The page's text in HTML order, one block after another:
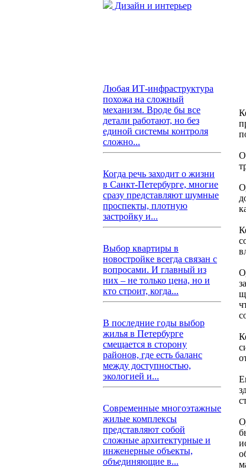
Дизайн и интерьер
Любая ИТ-инфраструктура
похожа на сложный
механизм. Вроде бы все
детали работают, но без
единой системы контроля
сложно...
Когда речь заходит о жизни
в Санкт-Петербурге, многие
сразу представляют шумные
проспекты, плотную
застройку и...
Выбор квартиры в
новостройке всегда связан с
вопросами. И главный из
них – не только цена, но и
кто строит, когда...
В последние годы выбор
жилья в Петербурге
смещается в сторону
районов, где есть баланс
между доступностью,
экологией и...
Современные многоэтажные
жилые комплексы
представляют собой
сложные архитектурные и
инженерные объекты,
объединяющие в...